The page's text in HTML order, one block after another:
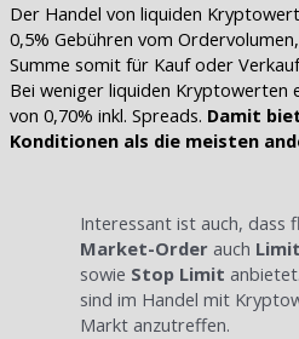
Der Handel von liquiden
0,5% Gebühren vom
Summe somit für Kauf oder
Bei weniger liquiden Kryptowerten
von 0,70% inkl. Spreads. Damit
Konditionen als die meisten
Interessant ist auch, dass
Market-Orderauch Limit
sowie Stop Limit
sind im Handel mit
Markt anzutreffen.